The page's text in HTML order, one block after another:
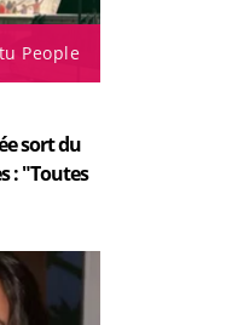
People
sort du
: "Toutes